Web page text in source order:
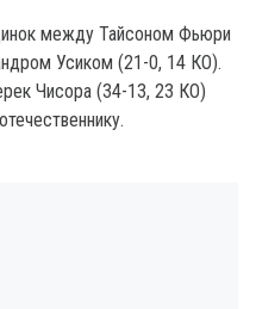
между Тайсоном Фьюри
Усиком (21-0, 14 КО).
Чисора (34-13, 23 КО)